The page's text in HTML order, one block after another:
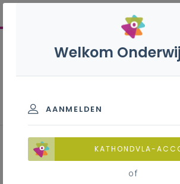
graad - A-finaliteit
Welkom
AANMELDEN
KATHONDVLA-
of